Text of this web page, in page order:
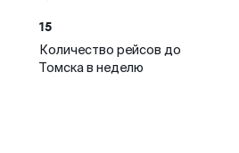
15
Количество рейсов до
Томска в неделю